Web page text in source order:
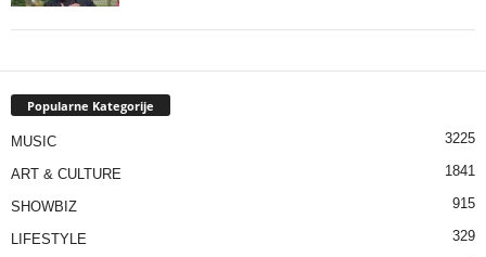
Popularne Kategorije
MUSIC 3225
ART & CULTURE 1841
SHOWBIZ 915
LIFESTYLE 329